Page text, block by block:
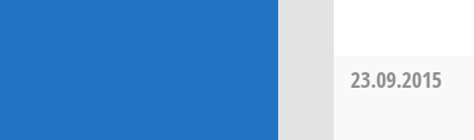
23.09.2015